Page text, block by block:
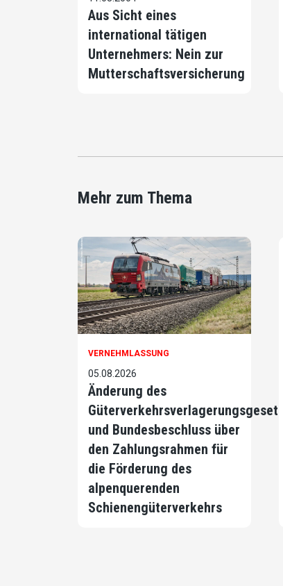
Aus Sicht eines
international tätigen
Unternehmers: Nein zur
Mutterschaftsversicherung
Mehr zum Thema
VERNEHMLASSUNG
05.08.2026
Änderung des
und Bundesbeschluss über
den Zahlungsrahmen für
die Förderung des
alpenquerenden
Schienengüterverkehrs